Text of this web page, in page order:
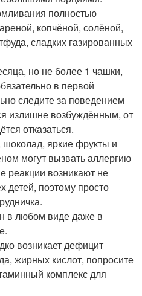
полностью
копчёной, солёной,
сладких газированных
но не более 1 чашки,
в первой
следите за поведением
излишне возбуждённым, от
отказаться.
яркие фрукты и
могут вызвать аллергию
реакции возникают не
детей, поэтому просто
в любом виде даже в
возникает дефицит
жирных кислот, попросите
комплекс для